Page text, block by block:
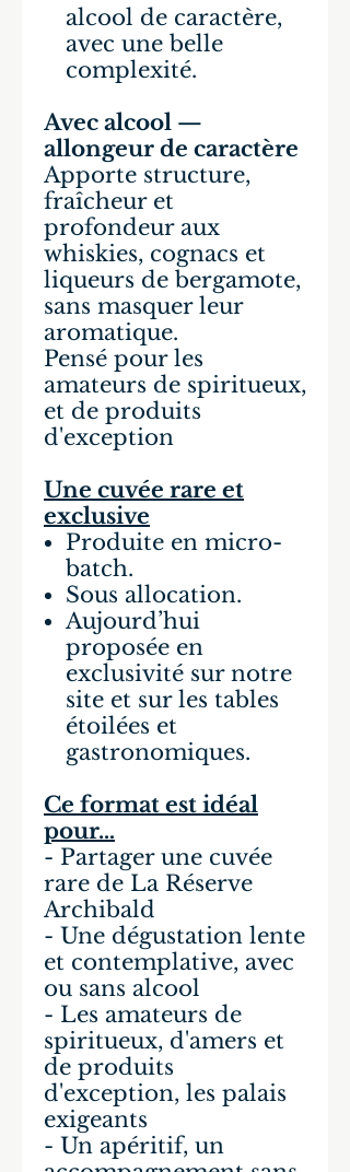
alcool de caractère,
avec une belle
complexité.
Avec alcool —
allongeur de caractère
Apporte structure,
fraîcheur et
profondeur aux
whiskies, cognacs et
liqueurs de bergamote,
sans masquer leur
aromatique.
Pensé pour les
amateurs de spiritueux,
et de produits
d'exception
Une cuvée rare et
exclusive
Produite en micro-
batch.
Sous allocation.
Aujourd’hui
proposée en
exclusivité sur notre
site et sur les tables
étoilées et
gastronomiques.
Ce format est idéal
pour…
- Partager une cuvée
rare de La Réserve
Archibald
- Une dégustation lente
et contemplative, avec
ou sans alcool
- Les amateurs de
spiritueux, d'amers et
de produits
d'exception, les palais
exigeants
- Un apéritif, un